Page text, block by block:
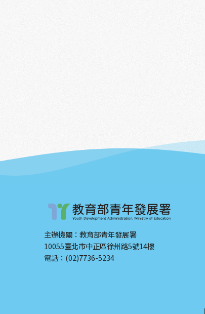
主辦機關：教育部青年發展署
10055臺北市中正區徐州路5號14樓
電話：(02)7736-5234